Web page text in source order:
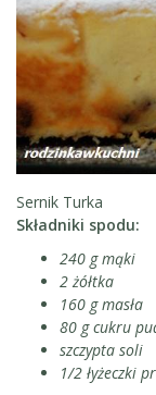
Sernik Turka
Składniki spodu:
240 g mąki
2 żółtka
160 g masła
80 g cukru
szczypta soli
1/2 łyżeczki